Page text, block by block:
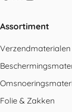
Assortiment
Verzendmaterialen
Folie & Zakken